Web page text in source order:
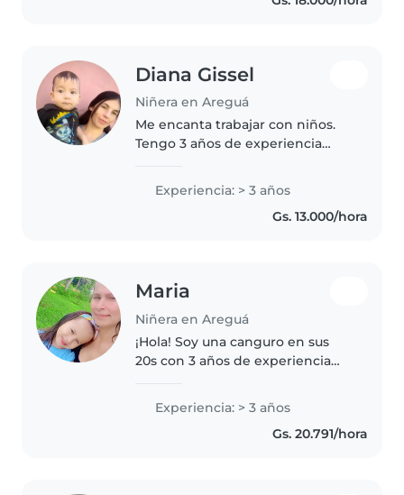
Diana Gissel
Niñera en Areguá
Me encanta trabajar con niños.
Tengo 3 años de experiencia
bebés y niños pequeños.
También tengo experiencia con
niños con necesidades
Experiencia: > 3 años
Gs. 13.000/hora
Maria
Niñera en Areguá
¡Hola! Soy una canguro en sus
20s con 3 años de experiencia
preescolar. Hablo español y
guaraní. Me encanta dibujar y
jugar con los niños, y estoy
Experiencia: > 3 años
Gs. 20.791/hora